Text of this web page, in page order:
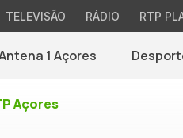
TELEVISÃO RÁDIO RTP
1 Açores
Açores